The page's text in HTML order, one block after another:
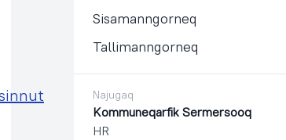
Sisamanngorneq
Tallimanngorneq
Najugaq
Kommuneqarfik Sermersooq
HR